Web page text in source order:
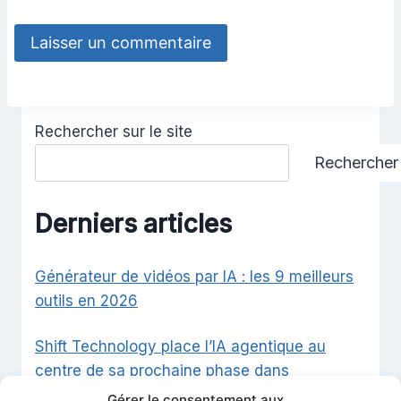
Rechercher sur le site
Rechercher
Derniers articles
Générateur de vidéos par IA : les 9 meilleurs
outils en 2026
Shift Technology place l’IA agentique au
centre de sa prochaine phase dans
l’assurance